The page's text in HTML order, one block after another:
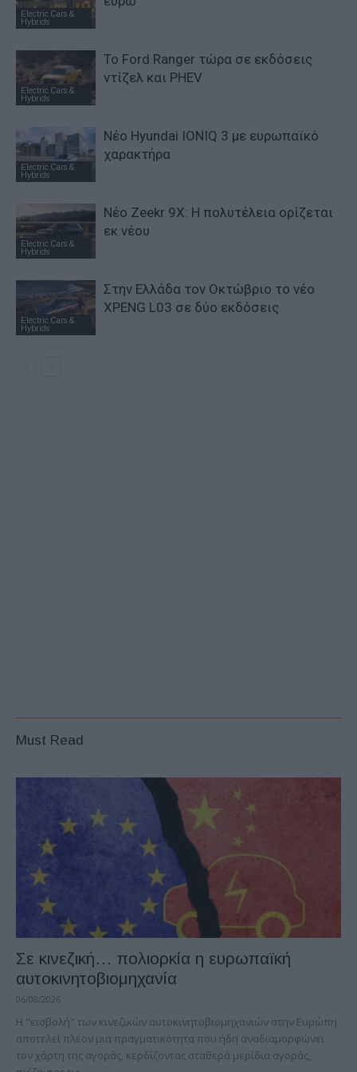
Electric Cars &
Hybrids
Electric Cars &
Hybrids
Το Ford Ranger τώρα σε εκδόσεις
ντίζελ και PHEV
Electric Cars &
Hybrids
Νέο Hyundai IONIQ 3 με ευρωπαϊκό
χαρακτήρα
Electric Cars &
Hybrids
Νέο Zeekr 9X: Η πολυτέλεια ορίζεται
εκ νέου
Electric Cars &
Hybrids
Στην Ελλάδα τον Οκτώβριο το νέο
XPENG L03 σε δύο εκδόσεις
Must Read
Σε κινεζική… πολιορκία η ευρωπαϊκή
αυτοκινητοβιομηχανία
06/08/2026
Η "εισβολή" των κινεζικών αυτοκινητοβιομηχανιών στην Ευρώπη
αποτελεί πλέον μια πραγματικότητα που ήδη αναδιαμορφώνει
τον χάρτη της αγοράς, κερδίζοντας σταθερά μερίδια αγοράς,